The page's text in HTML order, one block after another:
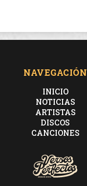
NAVEGACIÓN
INICIO
NOTICIAS
ARTISTAS
DISCOS
CANCIONES